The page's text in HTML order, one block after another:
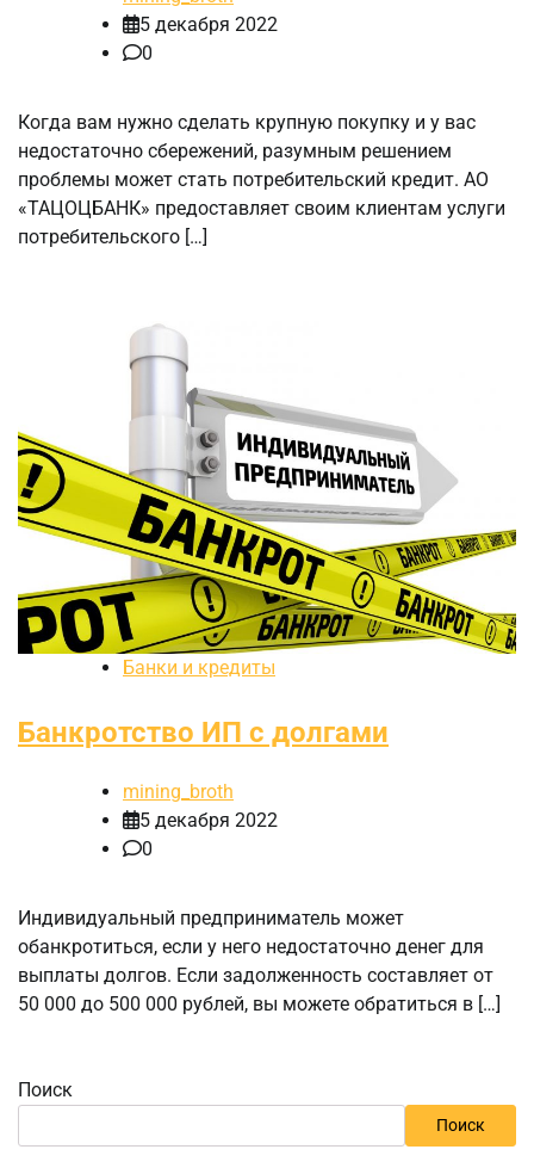
5 декабря 2022
0
Когда вам нужно сделать крупную покупку и у вас
недостаточно сбережений, разумным решением
проблемы может стать потребительский кредит. АО
«ТАЦОЦБАНК» предоставляет своим клиентам услуги
потребительского […]
Банки и кредиты
Банкротство ИП с долгами
mining_broth
5 декабря 2022
0
Индивидуальный предприниматель может
обанкротиться, если у него недостаточно денег для
выплаты долгов. Если задолженность составляет от
50 000 до 500 000 рублей, вы можете обратиться в […]
Поиск
Поиск